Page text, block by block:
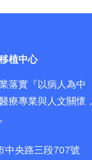
植中心
落實『以病人為中
療專業與人文關懷，
中央路三段707號